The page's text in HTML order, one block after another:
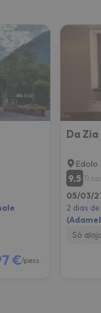
€/pess.
Da Zia
Edolo
9.5 11
05/03/
2 dias
Só